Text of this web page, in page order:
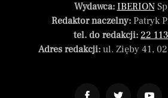
Wydawca: IBERION
Redaktor naczelny:Patryk
tel. do redakcji: 22
Adres redakcji:ul. Zięby 41,